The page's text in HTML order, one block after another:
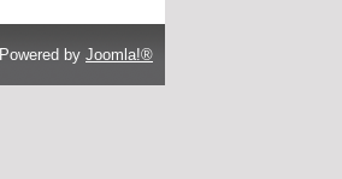
Powered by Joomla!®